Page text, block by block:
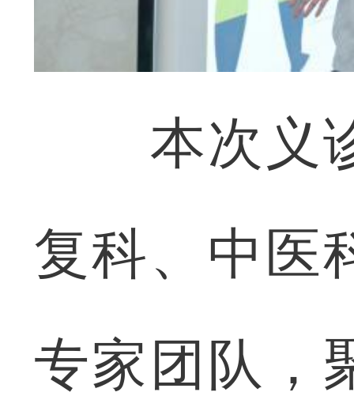
本次义诊
复科、中医
专家团队，